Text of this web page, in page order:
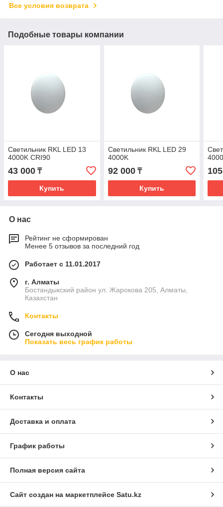
Все условия возврата
Подобные товары компании
Светильник RKL LED 13
4000K CRI90
43 000 ₸
Купить
Светильник RKL LED 29
4000K
92 000₸
Купить
О нас
Рейтинг не сформирован
Менее 5 отзывов за последний год
Работает с 11.01.2017
г. Алматы
Бостандыкский район ул. Жарокова 205, Алматы,
Казахстан
Контакты
Сегодня выходной
Показать весь график работы
О нас
Контакты
Доставка и оплата
График работы
Полная версия сайта
Сайт создан на маркетплейсе Satu.kz